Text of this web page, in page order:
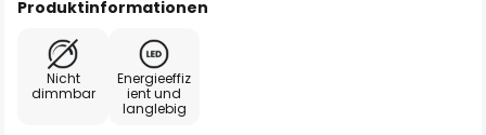
Produktinformationen
Nicht
dimmbar
Energieeffiz
ient und
langlebig